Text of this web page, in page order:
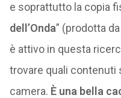
e soprattutto la copia
dell’Onda” (prodotta
è attivo in questa
trovare quali contenuti
camera. È una bella